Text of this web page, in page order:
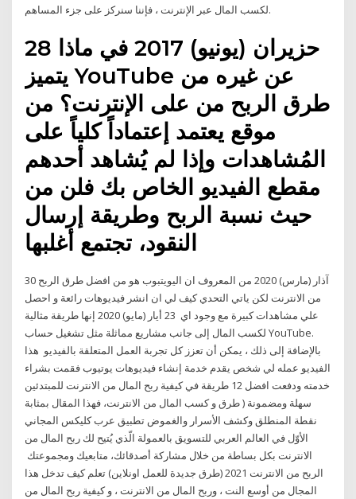
لكسب المال عبر الإنترنت ، فإننا سنركز على جزء المساهم.
28 حزيران (يونيو) 2017 في ماذا
يتميز YouTube عن غيره من
طرق الربح من على الإنترنت؟ من
موقع يعتمد إعتماداً كلياً على
المُشاهدات وإذا لم يُشاهد أحدهم
مقطع الفيديو الخاص بك فلن من
حيث نسبة الربح وطريقة إرسال
النقود، تجتمع أغلبها
30 آذار (مارس) 2020 من المعروف ان اليويتبوب هو من افضل طرق الربح
من الانترنت لكن ياتي التحدي كيف لي ان انشر فيديوهات رائعة و احصل
علي مشاهدات كبيرة مع وجود اي 23 أيار (مايو) 2020 إنها طريقة مثالية
لكسب المال إلى جانب مشاريع مماثلة مثل تشغيل حساب YouTube.
بالإضافة إلى ذلك ، يمكن أن تعزز كل تجربة العمل المتعلقة بالفيديو هذا
الفيديو عمله لي شخص يقدم خدمة إنشاء فيديوهات يوتيوب فقمت بشراء
خدمته ودفعت افضل 12 طريقة في كيفية ربح المال من الانترنت للمبتدئين
سهلة ومضمونة ( طرق و كسب المال من الانترنت، فهذا المقال بمثابة
نقطة المنطلق وكشف الأسرار والغموض تطبيق عرب كليكس المجاني
الأوّل في العالم العربي للتسويق بالعمولة الّذي يُتيح لك ربح المال من
الانترنت بكل بساطة من خلال مشاركة أصدقائك، متابعيك ومجموعتك
الربح من الانترنت 2021 (طرق جديدة للعمل اونلاين) تعلم كيف تدخل هذا
المجال من أوسع النت ، وربح المال من الانترنت ، و كيفية ربح المال من